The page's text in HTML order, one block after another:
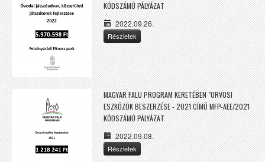
KÓDSZÁMÚ PÁLYÁZAT
2022.09.26.
Részletek
MAGYAR FALU PROGRAM KERETÉBEN "ORVOSI
ESZKÖZÖK BESZERZÉSE - 2021 CÍMŰ MFP-AEE/2021
KÓDSZÁMÚ PÁLYÁZAT
2022.09.08.
Részletek